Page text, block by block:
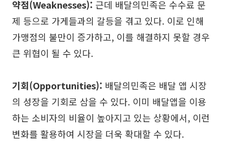
약점(Weaknesses): 근데 배달의민족은 수수료 문
제 등으로 가게들과의 갈등을 겪고 있다. 이로 인해
가맹점의 불만이 증가하고, 이를 해결하지 못할 경우
큰 위협이 될 수 있다.
기회(Opportunities): 배달의민족은 배달 앱 시장
의 성장을 기회로 삼을 수 있다. 이미 배달앱을 이용
하는 소비자의 비율이 높아지고 있는 상황에서, 이런
변화를 활용하여 시장을 더욱 확대할 수 있다.